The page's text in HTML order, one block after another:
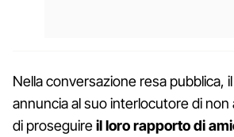
Nella conversazione resa pubblica,
annuncia al suo interlocutore di
di proseguireil loro rapporto di